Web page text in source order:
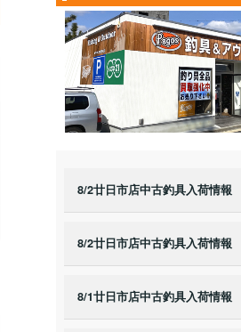
8/2廿日市店中古釣具入荷情報
8/2廿日市店中古釣具入荷情報
8/1廿日市店中古釣具入荷情報